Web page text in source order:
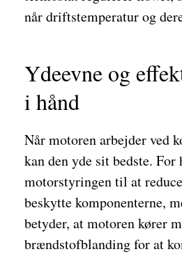
når driftstemperatur og
Ydeevne og
i hånd
Når motoren arbejder ved
kan den yde sit bedste.
motorstyringen til at
beskytte komponenterne,
betyder, at motoren kører
brændstofblanding for at